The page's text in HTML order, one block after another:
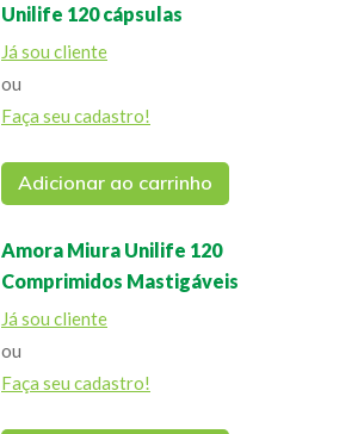
Unilife 120 cápsulas
Já sou cliente
ou
Faça seu cadastro!
Adicionar ao carrinho
Amora Miura Unilife 120
Comprimidos Mastigáveis
Já sou cliente
ou
Faça seu cadastro!